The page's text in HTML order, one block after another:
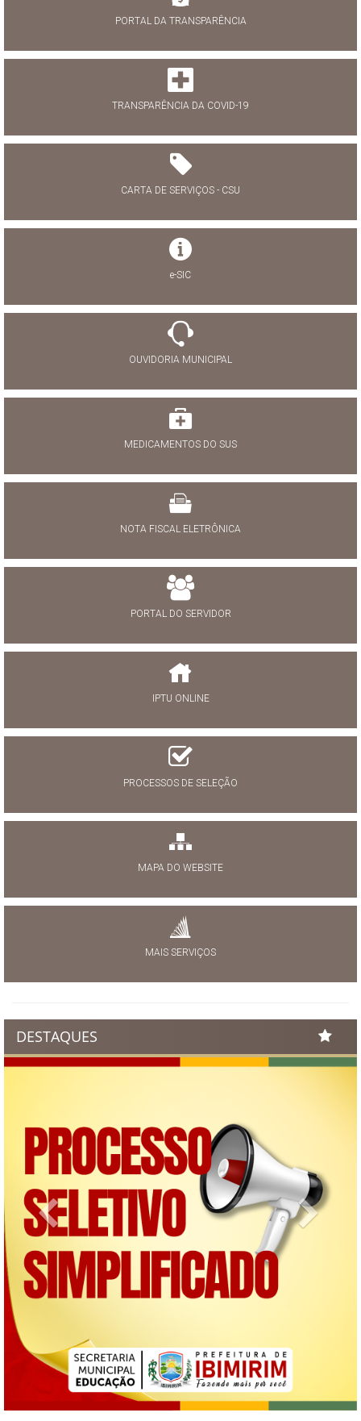
PORTAL DA TRANSPARÊNCIA
TRANSPARÊNCIA DA COVID-19
CARTA DE SERVIÇOS - CSU
e-SIC
OUVIDORIA MUNICIPAL
MEDICAMENTOS DO SUS
NOTA FISCAL ELETRÔNICA
PORTAL DO SERVIDOR
IPTU ONLINE
PROCESSOS DE SELEÇÃO
MAPA DO WEBSITE
MAIS SERVIÇOS
DESTAQUES
Previous Next